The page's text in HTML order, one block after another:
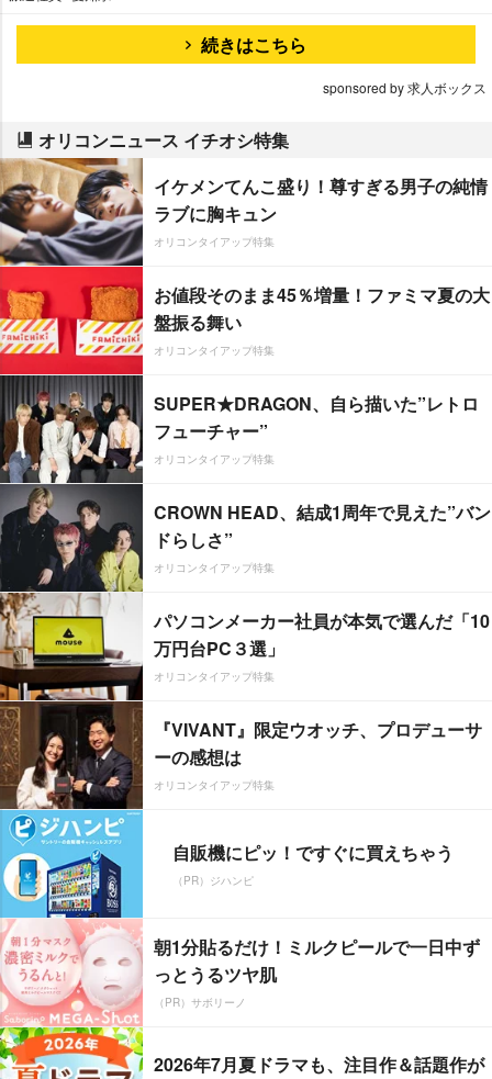
続きはこちら
sponsored by 求人ボックス
オリコンニュース イチオシ特集
イケメンてんこ盛り！尊すぎる男子の純情
ラブに胸キュン
オリコンタイアップ特集
お値段そのまま45％増量！ファミマ夏の大
盤振る舞い
オリコンタイアップ特集
SUPER★DRAGON、自ら描いた”レトロ
フューチャー”
オリコンタイアップ特集
CROWN HEAD、結成1周年で見えた”バン
ドらしさ”
オリコンタイアップ特集
パソコンメーカー社員が本気で選んだ「10
万円台PC３選」
オリコンタイアップ特集
『VIVANT』限定ウオッチ、プロデューサ
ーの感想は
オリコンタイアップ特集
自販機にピッ！ですぐに買えちゃう
（PR）ジハンピ
朝1分貼るだけ！ミルクピールで一日中ず
っとうるツヤ肌
（PR）サボリーノ
2026年7月夏ドラマも、注目作＆話題作が